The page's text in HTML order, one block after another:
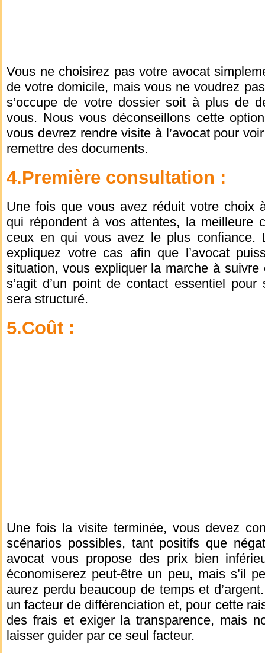
Vous ne choisirez pas votre avocat
de votre domicile, mais vous ne voudrez
s’occupe de votre dossier soit à plus de
vous. Nous vous déconseillons cette
vous devrez rendre visite à l’avocat pour
remettre des documents.
4.Première consultation :
Une fois que vous avez réduit votre choix
qui répondent à vos attentes, la meilleure
ceux en qui vous avez le plus confiance.
expliquez votre cas afin que l’avocat
situation, vous expliquer la marche à
s’agit d’un point de contact essentiel
sera structuré.
5.Coût :
Une fois la visite terminée, vous devez
scénarios possibles, tant positifs que
avocat vous propose des prix bien
économiserez peut-être un peu, mais s’il
aurez perdu beaucoup de temps et
un facteur de différenciation et, pour cette
des frais et exiger la transparence, mais
laisser guider par ce seul facteur.